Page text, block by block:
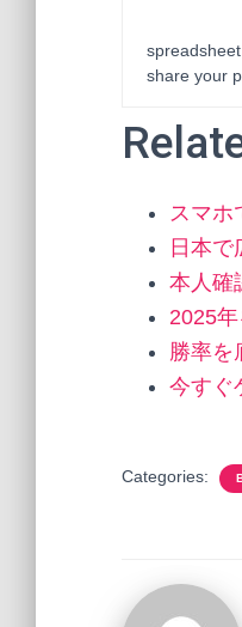
share your
スマホ
日本
本人確
2025
勝率を
今すぐ
Categories: